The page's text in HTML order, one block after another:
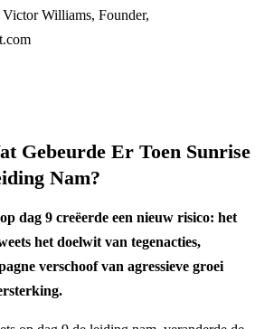
Williams, Founder,
Gebeurde Er Toen Sunrise
Nam?
dag 9 creëerde een nieuw risico: het
het doelwit van tegenacties,
verschoof van agressieve groei